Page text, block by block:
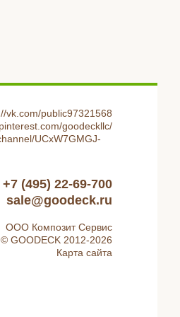
+7 (495) 22-69-700
sale@goodeck.ru
ООО Композит Сервис
© GOODECK 2012-2026
Карта сайта